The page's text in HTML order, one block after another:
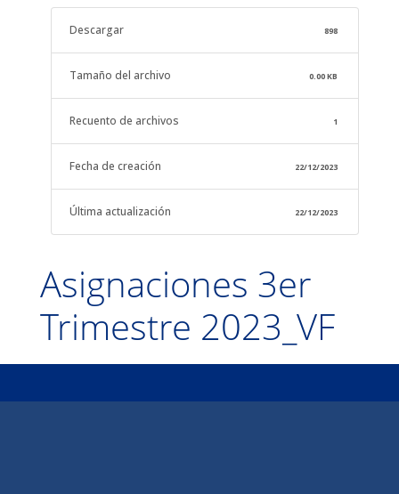
Descargar 898
Tamaño del archivo 0.00 KB
Recuento de archivos 1
Fecha de creación 22/12/2023
Última actualización 22/12/2023
Asignaciones 3er
Trimestre 2023_VF